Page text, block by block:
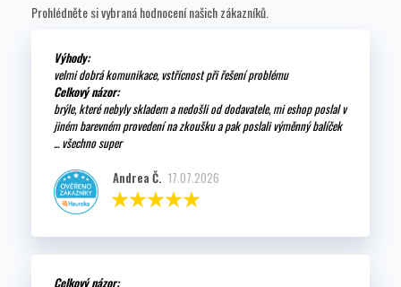
Prohlédněte si vybraná hodnocení našich zákazníků.
Výhody:
velmi dobrá komunikace, vstřícnost při řešení problému
Celkový názor:
brýle, které nebyly skladem a nedošli od dodavatele, mi eshop poslal v
jiném barevném provedení na zkoušku a pak poslali výměnný balíček
... všechno super
Andrea Č. 17.07.2026
Celkový názor: